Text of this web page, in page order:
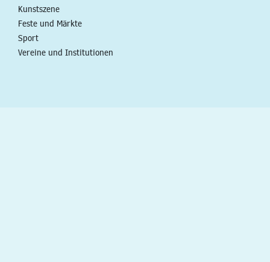
Kunstszene
Feste und Märkte
Sport
Vereine und Institutionen